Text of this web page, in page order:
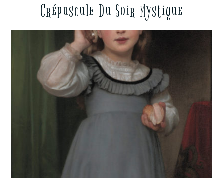
Crépuscule Du Soir Mystique